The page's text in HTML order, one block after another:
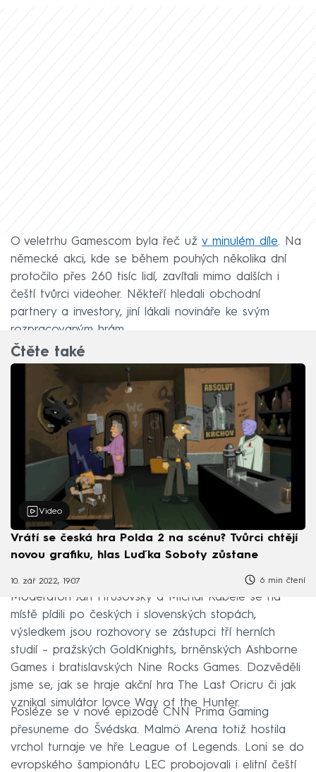
O veletrhu Gamescom byla řeč už v minulém díle. Na
německé akci, kde se během pouhých několika dní
protočilo přes 260 tisíc lidí, zavítali mimo dalších i
čeští tvůrci videoher. Někteří hledali obchodní
partnery a investory, jiní lákali novináře ke svým
rozpracovaným hrám.
Čtěte také
Video
Vrátí se česká hra Polda 2 na scénu? Tvůrci chtějí
novou grafiku, hlas Luďka Soboty zůstane
10. zář 2022, 19:07 6 min čtení
Moderátoři Jan Hrušovský a Michal Kabele se na
místě pídili po českých i slovenských stopách,
výsledkem jsou rozhovory se zástupci tří herních
studií – pražských GoldKnights, brněnských Ashborne
Games i bratislavských Nine Rocks Games. Dozvěděli
jsme se, jak se hraje akční hra The Last Oricru či jak
vznikal simulátor lovce Way of the Hunter.
Posléze se v nové epizodě CNN Prima Gaming
přesuneme do Švédska. Malmö Arena totiž hostila
vrchol turnaje ve hře League of Legends. Loni se do
evropského šampionátu LEC probojovali i elitní čeští